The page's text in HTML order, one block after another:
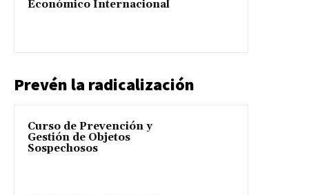
Económico Internacional
Prevén la radicalización
Curso de Prevención y
Gestión de Objetos
Sospechosos